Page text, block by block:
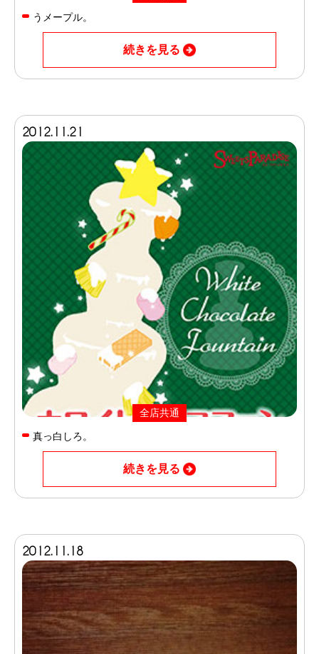
うメープル。
続きを見る
2012.11.21
全店共通
真っ白しろ。
続きを見る
2012.11.18